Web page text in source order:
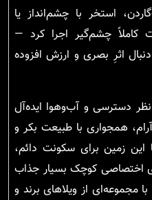
استخر با چشم‌انداز یا
کاملاً چشم‌گیر اجرا کرد —
اثرِ بصری و ارزش افزوده
دسترسی و آب‌وهوا ایده‌آل
همجواری با طبیعت بکر و
زمین برای سکونت دائم،
اختصاصی کوچک بسیار جذاب
مجموعه‌ای از ویلاهای برند و